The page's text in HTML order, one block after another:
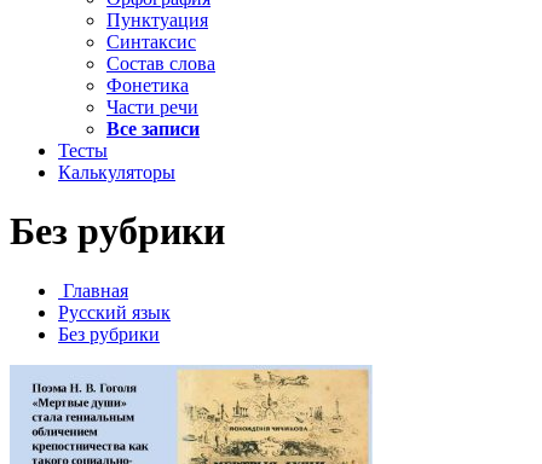
Пунктуация
Синтаксис
Состав слова
Фонетика
Части речи
Все записи
Тесты
Калькуляторы
Без рубрики
Главная
Русский язык
Без рубрики